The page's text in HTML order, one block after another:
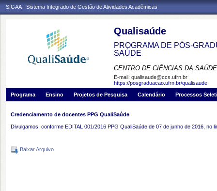
SIGAA - Sistema Integrado de Gestão de Atividades Acadêmicas
Qualisaúde
PROGRAMA DE PÓS-
SAÚDE
CENTRO DE CIÊNCIAS DA SAÚDE
E-mail: qualisaude@ccs.ufrn.br
https://posgraduacao.ufrn.br/qualisaude
Programa
Ensino Projetos de Pesquisa Calendário Processos
Credenciamento de docentes PPG QualiSaúde
Divulgamos, conforme EDITAL 001/2016 PPG QualiSaúde de 07 de junho de 2016,
Baixar Arquivo